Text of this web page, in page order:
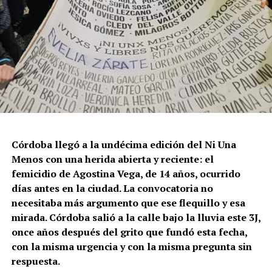
Córdoba llegó a la undécima edición del Ni Una
Menos con una herida abierta y reciente: el
femicidio de Agostina Vega, de 14 años, ocurrido
días antes en la ciudad. La convocatoria no
necesitaba más argumento que ese flequillo y esa
mirada. Córdoba salió a la calle bajo la lluvia este 3J,
once años después del grito que fundó esta fecha,
con la misma urgencia y con la misma pregunta sin
respuesta.